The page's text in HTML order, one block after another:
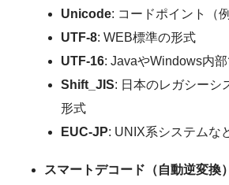
Unicode: コードポイント（
UTF-8: WEB標準の形式
UTF-16: JavaやWindows内
Shift_JIS: 日本のレガシーシ
形式
EUC-JP: UNIX系システムな
スマートデコード（自動逆変換）